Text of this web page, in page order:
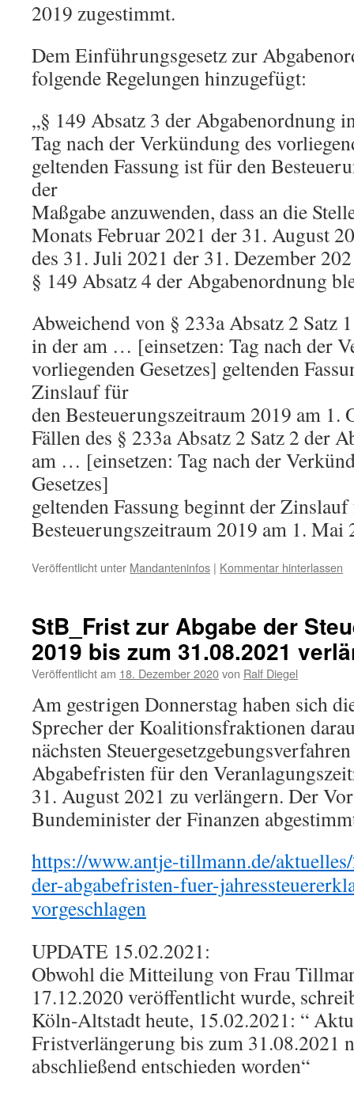
2019 zugestimmt.
Dem Einführungsgesetz zur
folgende Regelungen hinzugefügt:
„§ 149 Absatz 3 der Abgabenordnung
Tag nach der Verkündung des
geltenden Fassung ist für den
der
Maßgabe anzuwenden, dass an die
Monats Februar 2021 der 31. August
des 31. Juli 2021 der 31. Dezember
§ 149 Absatz 4 der Abgabenordnung
Abweichend von § 233a Absatz 2 Satz
in der am … [einsetzen: Tag nach der
vorliegenden Gesetzes] geltenden
Zinslauf für
den Besteuerungszeitraum 2019 am 1.
Fällen des § 233a Absatz 2 Satz 2 der
am … [einsetzen: Tag nach der
Gesetzes]
geltenden Fassung beginnt der
Besteuerungszeitraum 2019 am 1. Mai
Veröffentlicht unter Mandanteninfos | Kommentar hinterlassen
StB_Frist zur Abgabe der
2019 bis zum 31.08.2021
Veröffentlicht am 18. Dezember 2020von Ralf Diegel
Am gestrigen Donnerstag haben sich
Sprecher der Koalitionsfraktionen
nächsten
Abgabefristen für den
31. August 2021 zu verlängern. Der
Bundeminister der Finanzen
https://www.antje-tillmann.de/
der-abgabefristen-fuer-
vorgeschlagen
UPDATE 15.02.2021:
Obwohl die Mitteilung von Frau
17.12.2020 veröffentlicht wurde,
Köln-Altstadt heute, 15.02.2021: “
Fristverlängerung bis zum 31.08.2021
abschließend entschieden worden“